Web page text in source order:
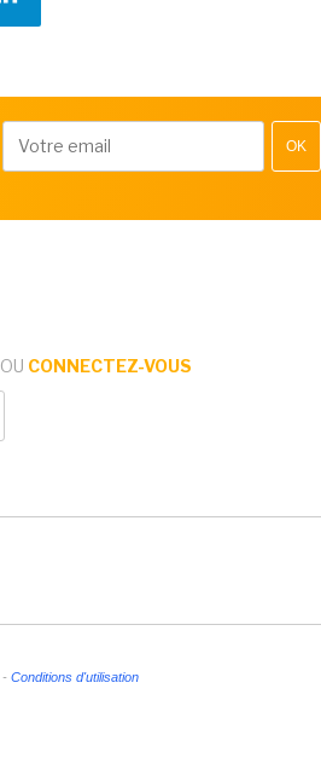
OK
OU CONNECTEZ-VOUS
- Conditions d'utilisation